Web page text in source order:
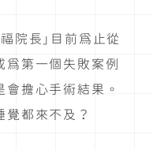
院長」目前為止從
為第一個失敗案例
擔心手術結果。
覺都來不及？